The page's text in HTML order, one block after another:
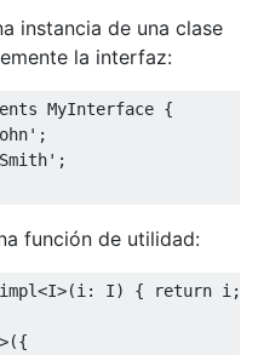
instancia de una clase
la interfaz:
MyInterface {
;
;
función de utilidad:
impl<I>(i : I) { return i ;
>({